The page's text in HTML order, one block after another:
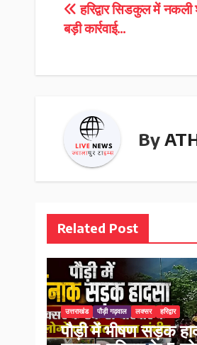
Post
navigation
हरिद्वार सिडकुल में
बड़ी कार्रवाई…
By
Related Post
उत्तराखंड पौड़ी गढ़वाल लक्सर हरिद्वार
पौड़ी में भीषण सड़क